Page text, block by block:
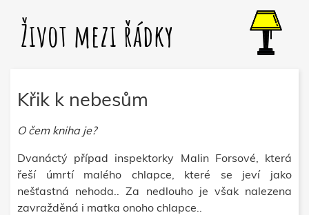
Život mezi řádky
Křik k nebesům
O čem kniha je?
Dvanáctý případ inspektorky Malin Forsové, která
řeší úmrtí malého chlapce, které se jeví jako
nešťastná nehoda.. Za nedlouho je však nalezena
zavražděná i matka onoho chlapce..